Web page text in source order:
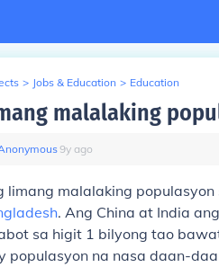
> Jobs & Education > Education
malalaking
∙9y ago
limang malalaking
. Ang China at India
sa higit 1 bilyong tao
populasyon na nasa daan-